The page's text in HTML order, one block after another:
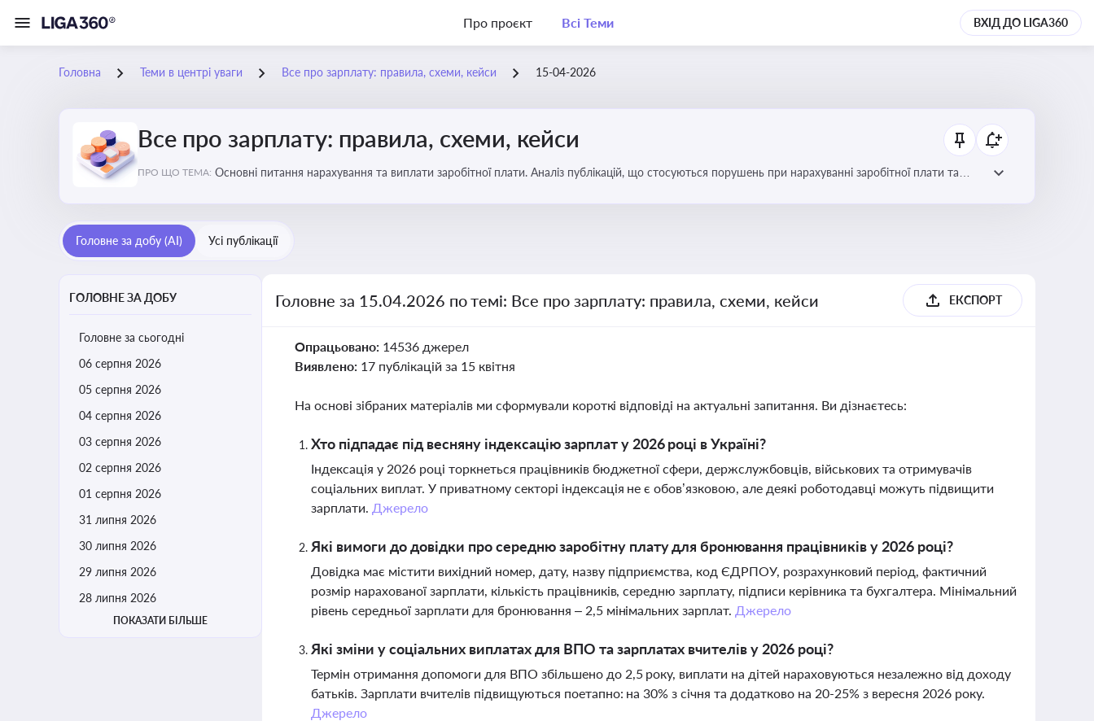
Про проєкт Всі Теми ВХІД ДО LIGA360
Головна Теми в центрі уваги Все про зарплату: правила, схеми, кейси 15-04-2026
Все про зарплату: правила, схеми, кейси
ПРО ЩО ТЕМА: Основні питання нарахування та виплати заробітної плати. Аналіз публікацій, що стосуються порушень при нарахуванні заробітної плати та
Головне за добу (AI) Усі публікації
ГОЛОВНЕ ЗА ДОБУ
Головне за сьогодні
06 серпня 2026
05 серпня 2026
04 серпня 2026
03 серпня 2026
02 серпня 2026
01 серпня 2026
31 липня 2026
30 липня 2026
29 липня 2026
28 липня 2026
ПОКАЗАТИ БІЛЬШЕ
Головне за 15.04.2026 по темі: Все про зарплату: правила, схеми, кейси ЕКСПОРТ
Опрацьовано: 14536 джерел
Виявлено: 17 публікацій за 15 квітня
На основі зібраних матеріалів ми сформували короткі відповіді на актуальні запитання. Ви дізнаєтесь:
Хто підпадає під весняну індексацію зарплат у 2026 році в Україні?
Індексація у 2026 році торкнеться працівників бюджетної сфери, держслужбовців, військових та отримувачів
соціальних виплат. У приватному секторі індексація не є обов’язковою, але деякі роботодавці можуть підвищити
зарплати. Джерело
Які вимоги до довідки про середню заробітну плату для бронювання працівників у 2026 році?
Довідка має містити вихідний номер, дату, назву підприємства, код ЄДРПОУ, розрахунковий період, фактичний
розмір нарахованої зарплати, кількість працівників, середню зарплату, підписи керівника та бухгалтера. Мінімальний
рівень середньої зарплати для бронювання – 2,5 мінімальних зарплат. Джерело
Які зміни у соціальних виплатах для ВПО та зарплатах вчителів у 2026 році?
Термін отримання допомоги для ВПО збільшено до 2,5 року, виплати на дітей нараховуються незалежно від доходу
батьків. Зарплати вчителів підвищуються поетапно: на 30% з січня та додатково на 20-25% з вересня 2026 року.
Джерело